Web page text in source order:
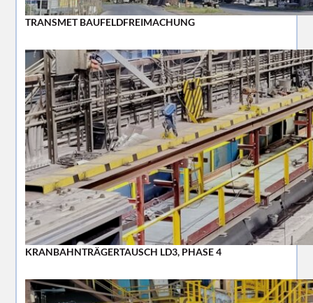
TRANSMET BAUFELDFREIMACHUNG
KRANBAHNTRÄGERTAUSCH LD3, PHASE 4